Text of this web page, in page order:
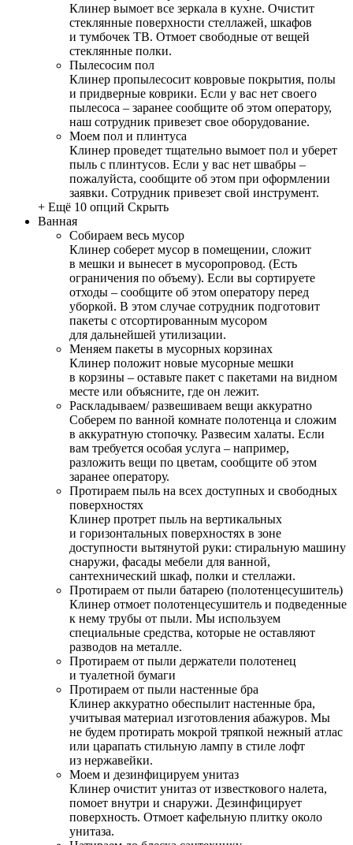
Клинер вымоет все зеркала в кухне. Очистит
стеклянные поверхности стеллажей, шкафов
и тумбочек ТВ. Отмоет свободные от вещей
стеклянные полки.
Пылесосим пол
Клинер пропылесосит ковровые покрытия, полы
и придверные коврики. Если у вас нет своего
пылесоса – заранее сообщите об этом оператору,
наш сотрудник привезет свое оборудование.
Моем пол и плинтуса
Клинер проведет тщательно вымоет пол и уберет
пыль с плинтусов. Если у вас нет швабры –
пожалуйста, сообщите об этом при оформлении
заявки. Сотрудник привезет свой инструмент.
+ Ещё 10 опций Скрыть
Ванная
Собираем весь мусор
Клинер соберет мусор в помещении, сложит
в мешки и вынесет в мусоропровод. (Есть
ограничения по объему). Если вы сортируете
отходы – сообщите об этом оператору перед
уборкой. В этом случае сотрудник подготовит
пакеты с отсортированным мусором
для дальнейшей утилизации.
Меняем пакеты в мусорных корзинах
Клинер положит новые мусорные мешки
в корзины – оставьте пакет с пакетами на видном
месте или объясните, где он лежит.
Раскладываем/ развешиваем вещи аккуратно
Соберем по ванной комнате полотенца и сложим
в аккуратную стопочку. Развесим халаты. Если
вам требуется особая услуга – например,
разложить вещи по цветам, сообщите об этом
заранее оператору.
Протираем пыль на всех доступных и свободных
поверхностях
Клинер протрет пыль на вертикальных
и горизонтальных поверхностях в зоне
доступности вытянутой руки: стиральную машину
снаружи, фасады мебели для ванной,
сантехнический шкаф, полки и стеллажи.
Протираем от пыли батарею (полотенцесушитель)
Клинер отмоет полотенцесушитель и подведенные
к нему трубы от пыли. Мы используем
специальные средства, которые не оставляют
разводов на металле.
Протираем от пыли держатели полотенец
и туалетной бумаги
Протираем от пыли настенные бра
Клинер аккуратно обеспылит настенные бра,
учитывая материал изготовления абажуров. Мы
не будем протирать мокрой тряпкой нежный атлас
или царапать стильную лампу в стиле лофт
из нержавейки.
Моем и дезинфицируем унитаз
Клинер очистит унитаз от известкового налета,
помоет внутри и снаружи. Дезинфицирует
поверхность. Отмоет кафельную плитку около
унитаза.